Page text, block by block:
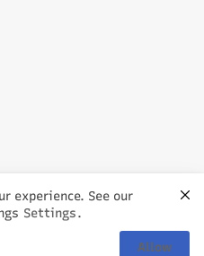
experience. See our
Settings.
Allow